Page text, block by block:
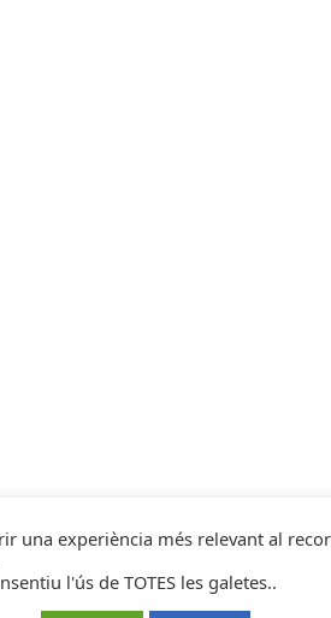
una experiència més relevant al
l'ús de TOTES les galetes..